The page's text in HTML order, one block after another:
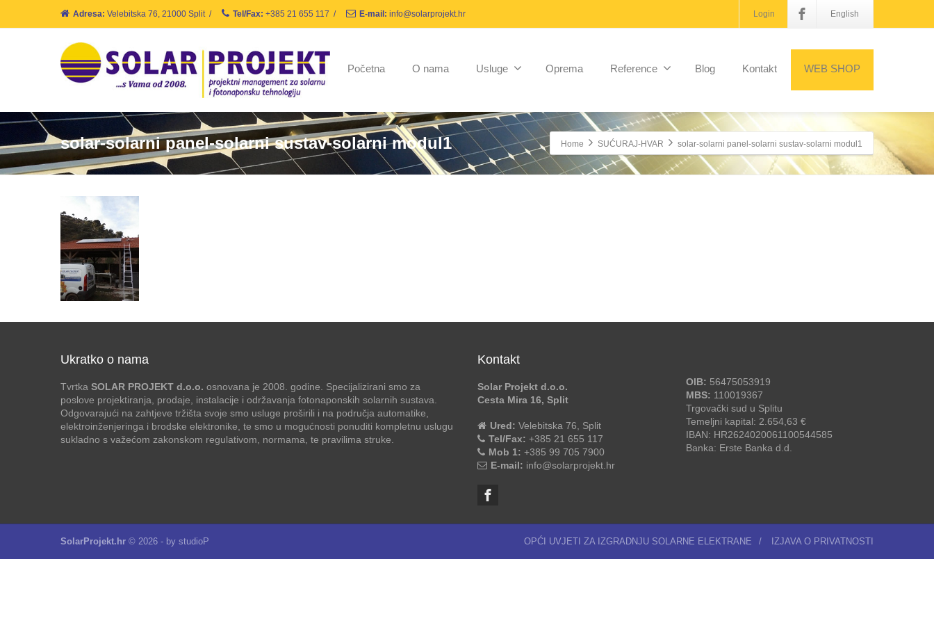
Adresa: Velebitska 76, 21000 Split / Tel/Fax: +385 21 655 117 / E-mail: info@solarprojekt.hr Login English
Početna O nama Usluge Oprema Reference Blog Kontakt WEB SHOP
solar-solarni panel-solarni sustav-solarni modul1 Home SUĆURAJ-HVAR solar-solarni panel-solarni sustav-solarni modul1
Ukratko o nama
Tvrtka SOLAR PROJEKT d.o.o. osnovana je 2008. godine. Specijalizirani smo za
poslove projektiranja, prodaje, instalacije i održavanja fotonaponskih solarnih sustava.
Odgovarajući na zahtjeve tržišta svoje smo usluge proširili i na područja automatike,
elektroinženjeringa i brodske elektronike, te smo u mogućnosti ponuditi kompletnu uslugu
sukladno s važećom zakonskom regulativom, normama, te pravilima struke.
Kontakt
Solar Projekt d.o.o.
Cesta Mira 16, Split
Ured: Velebitska 76, Split
Tel/Fax: +385 21 655 117
Mob 1: +385 99 705 7900
E-mail: info@solarprojekt.hr
OIB: 56475053919
MBS: 110019367
Trgovački sud u Splitu
Temeljni kapital: 2.654,63 €
IBAN: HR2624020061100544585
Banka: Erste Banka d.d.
SolarProjekt.hr © 2026 - by studioP OPĆI UVJETI ZA IZGRADNJU SOLARNE ELEKTRANE / IZJAVA O PRIVATNOSTI